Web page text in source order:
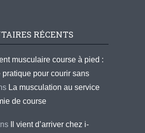
RÉCENTS
musculaire course à pied :
pratique pour courir sans
La musculation au service
de course
Il vient d’arriver chez i-